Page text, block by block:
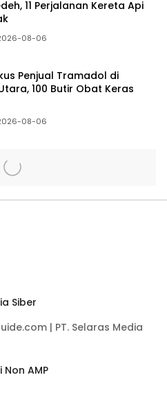
11 Perjalanan Kereta Api
08-06
Penjual Tramadol di
100 Butir Obat Keras
08-06
Siber
| PT. Selaras Media
Non AMP